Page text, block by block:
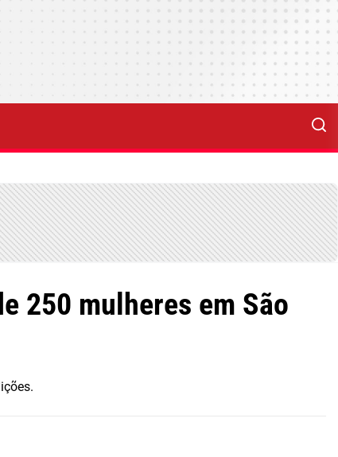
250 mulheres em São